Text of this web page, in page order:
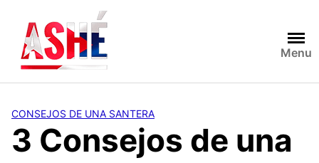
contenido
Menu
CONSEJOS DE UNA SANTERA
3 Consejos de una